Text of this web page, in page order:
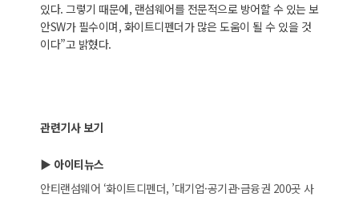
있다. 그렇기 때문에, 랜섬웨어를 전문적으로 방어할 수 있는 보
안SW가 필수이며, 화이트디펜더가 많은 도움이 될 수 있을 것
이다”고 밝혔다.
관련기사 보기
▶ 아이티뉴스
안티랜섬웨어 ‘화이트디펜더, ’대기업·공기관·금융권 200곳 사